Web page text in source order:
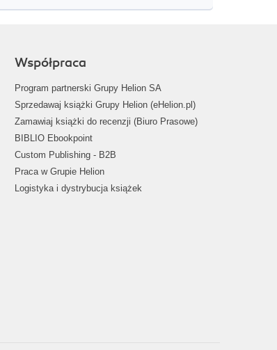
Współpraca
Program partnerski Grupy Helion SA
Sprzedawaj książki Grupy Helion (eHelion.pl)
Zamawiaj książki do recenzji (Biuro Prasowe)
BIBLIO Ebookpoint
Custom Publishing - B2B
Praca w Grupie Helion
Logistyka i dystrybucja książek